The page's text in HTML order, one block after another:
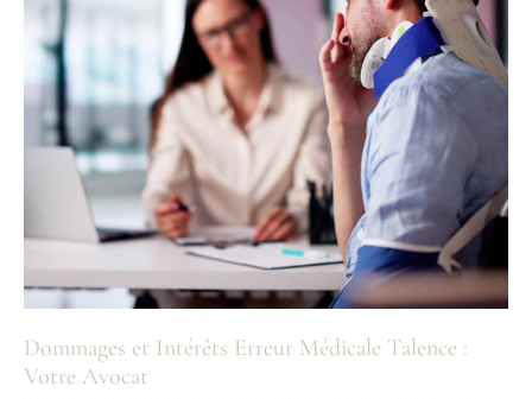
Dommages et Intérêts Erreur Médicale Talence :
Votre Avocat